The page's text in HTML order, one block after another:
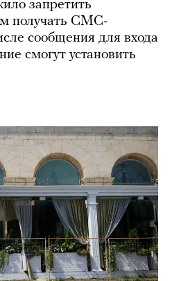
запретить
получать СМС-
сообщения для входа
смогут установить